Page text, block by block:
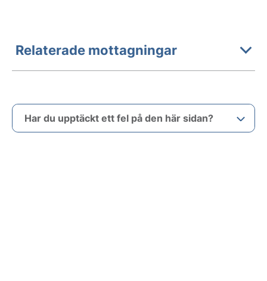
Relaterade mottagningar
Har du upptäckt ett fel på den här sidan?